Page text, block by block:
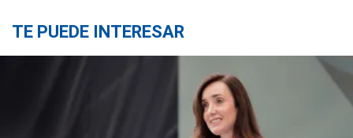
TE PUEDE INTERESAR